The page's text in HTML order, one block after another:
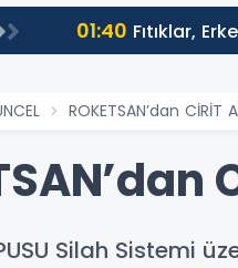
01:40 Fıtıklar,
ROKETSAN’dan CİRİT
PUSU Silah Sistemi